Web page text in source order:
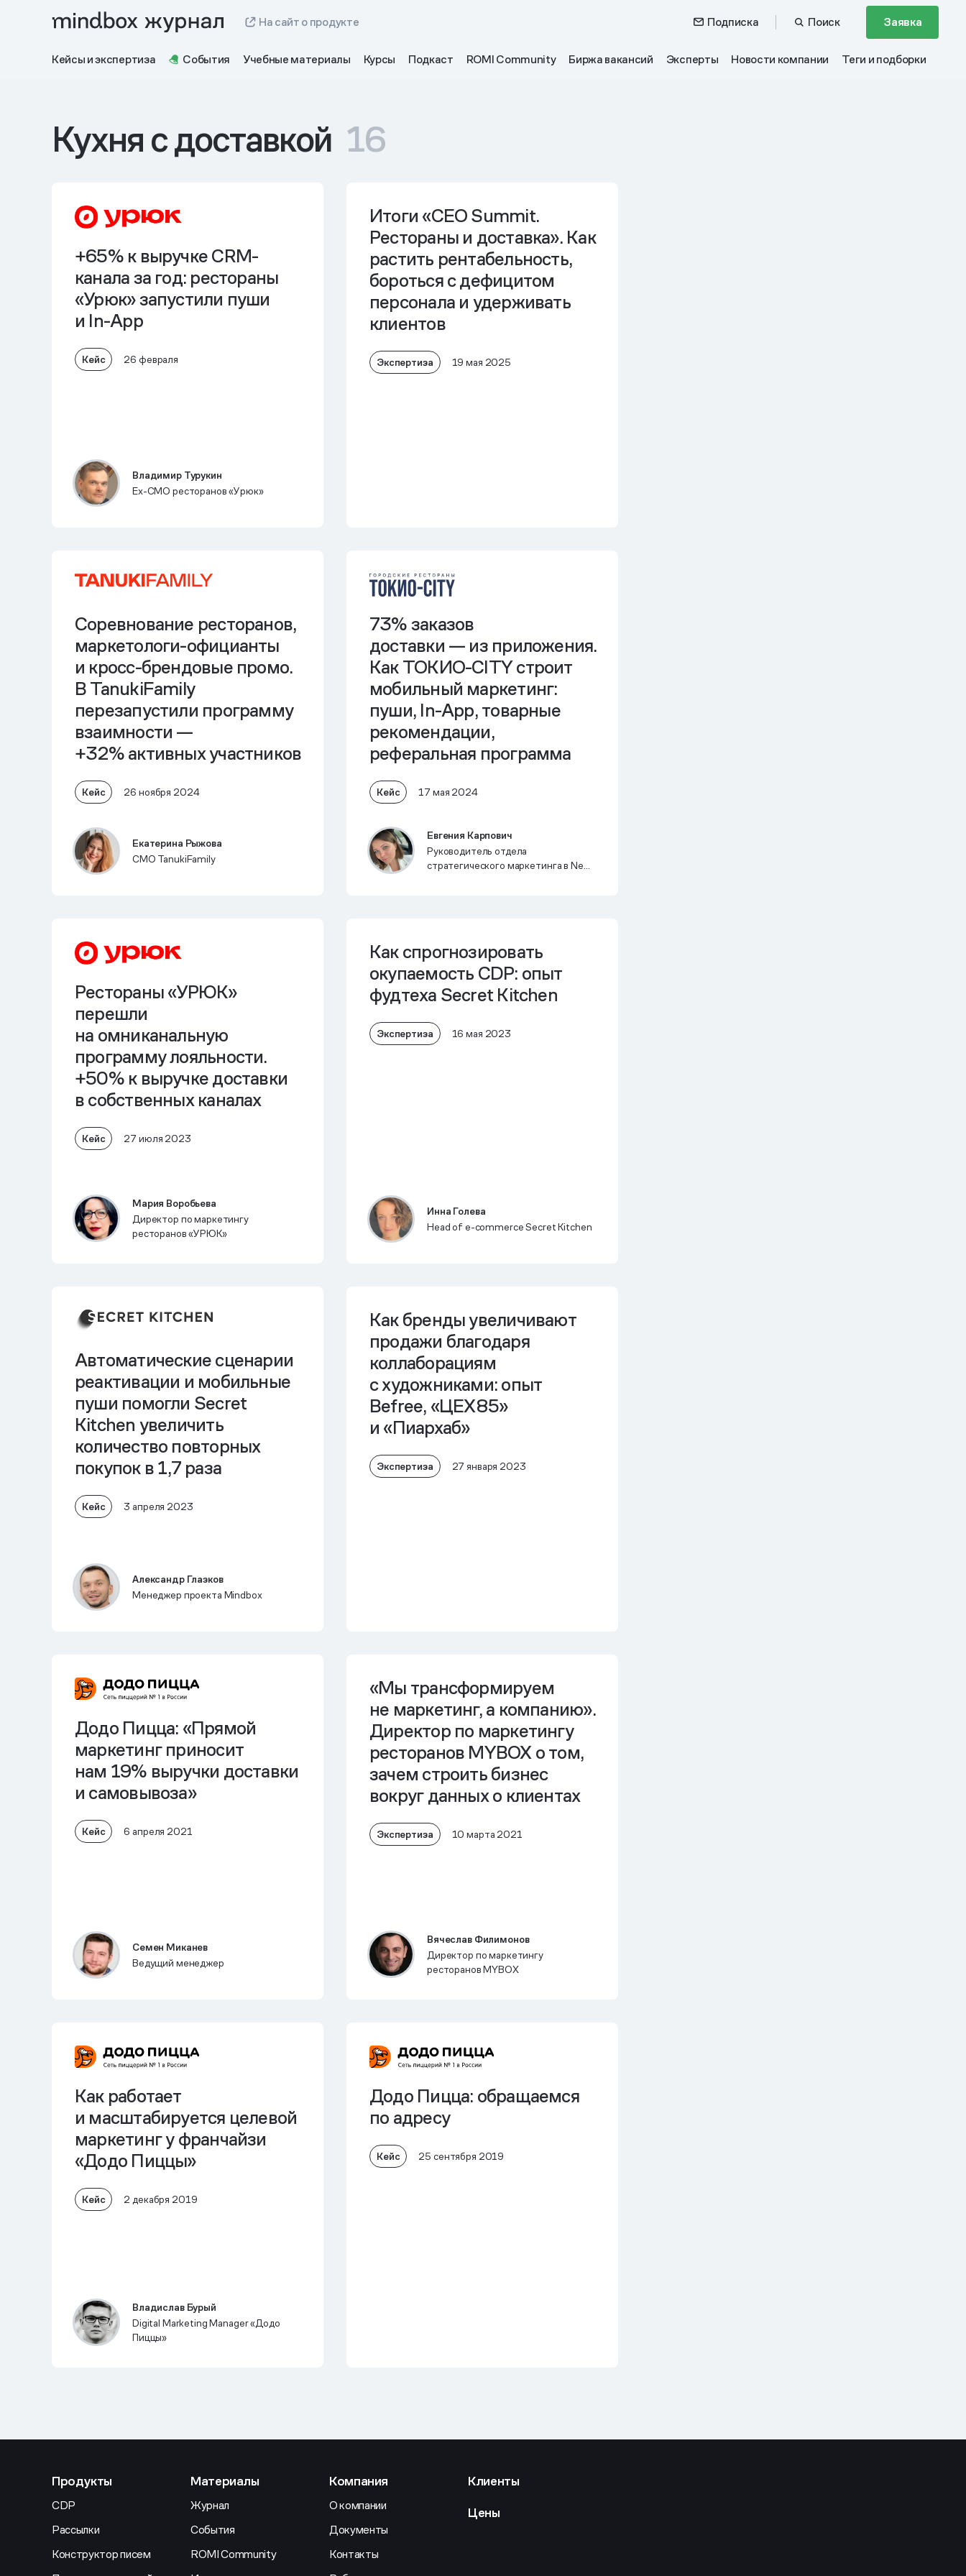
На сайт о продукте Подписка Поиск Заявка
Кейсы и экспертиза События Учебные материалы Курсы Подкаст ROMI Community Биржа вакансий Эксперты Новости компании Теги и подборки
Кухня с доставкой 16
+65% к выручке CRM-
канала за год: рестораны
«Урюк» запустили пуши
и In-App
Кейс 26 февраля
Владимир Турукин
Ex-СМО ресторанов «Урюк»
Итоги «CEO Summit.
Рестораны и доставка». Как
растить рентабельность,
бороться с дефицитом
персонала и удерживать
клиентов
Экспертиза 19 мая 2025
Соревнование ресторанов,
маркетологи-официанты
и кросс-брендовые промо.
В TanukiFamily
перезапустили программу
взаимности —
+32%активных участников
Кейс 26 ноября 2024
Екатерина Рыжова
СМО TanukiFamily
73% заказов
доставки — из приложения.
Как ТОКИО-CITY строит
мобильный маркетинг:
пуши, In-App, товарные
рекомендации,
реферальная программа
Кейс 17 мая 2024
Евгения Карпович
Руководитель отдела
стратегического маркетинга в New
Рестораны «УРЮК»
перешли
на омниканальную
программу лояльности.
+50% к выручке доставки
в собственных каналах
Кейс 27 июля 2023
Мария Воробьева
Директор по маркетингу
ресторанов «УРЮК»
Как спрогнозировать
окупаемость CDP: опыт
фудтеха Secret Kitchen
Экспертиза 16 мая 2023
Инна Голева
Head of e-commerce Secret Kitchen
Автоматические сценарии
реактивации и мобильные
пуши помогли Secret
Kitchen увеличить
количество повторных
покупок в 1,7 раза
Кейс 3 апреля 2023
Александр Глазков
Менеджер проекта Mindbox
Как бренды увеличивают
продажи благодаря
коллаборациям
с художниками: опыт
Befree, «ЦЕХ85»
и «Пиархаб»
Экспертиза 27 января 2023
Додо Пицца: «Прямой
маркетинг приносит
нам 19% выручки доставки
и самовывоза»
Кейс 6 апреля 2021
Семен Миканев
Ведущий менеджер
«Мы трансформиру­ем
не маркетинг, а компанию».
Директор по маркетингу
ресторанов MYBOX o том,
зачем строить бизнес
вокруг данных о клиентах
Экспертиза 10 марта 2021
Вячеслав Филимонов
Директор по маркетингу
ресторанов MYBOX
Как работает
и масштабируется целевой
маркетинг у франчайзи
«Додо Пиццы»
Кейс 2 декабря 2019
Владислав Бурый
Digital Marketing Manager «Додо
Пиццы»
Додо Пицца: обращаемся
по адресу
Кейс 25 сентября 2019
Продукты
CDP
Рассылки
Конструктор писем
Материалы
Журнал
События
ROMI Community
Компания
О компании
Документы
Контакты
Клиенты
Цены